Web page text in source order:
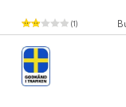
(1)